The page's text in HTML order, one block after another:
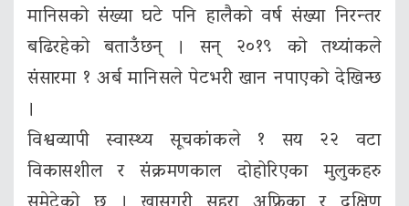
मानिसको संख्या घटे पनि हालैको वर्ष संख्या निरन्तर
बढिरहेको बताउँछन् । सन् २०१९ को तथ्यांकले
संसारमा १ अर्ब मानिसले पेटभरी खान नपाएको देखिन्छ
।
विश्वव्यापी स्वास्थ्य सूचकांकले १ सय २२ वटा
विकासशील र संक्रमणकाल दोहोरिएका मुलुकहरु